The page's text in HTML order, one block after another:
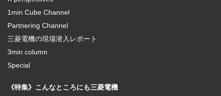
1min Cube Channel
Partnering Channel
三菱電機の現場潜入レポート
3min column
Special
《特集》こんなところにも三菱電機